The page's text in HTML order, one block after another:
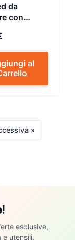
da
con
al
»
esclusive,
e utensili.